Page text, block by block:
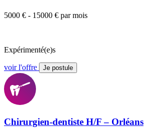
5000 € - 15000 € par mois
Expérimenté(e)s
voir l'offre Je postule
Chirurgien-dentiste H/F – Orléans